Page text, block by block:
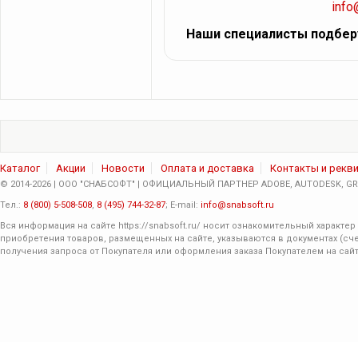
Наши специалисты
Каталог Акции Новости Оплата и доставка Контакты и
© 2014-2026 | ООО "СНАБСОФТ" | ОФИЦИАЛЬНЫЙ ПАРТНЕР ADOBE, AUTODESK,
Тел.: 8 (800) 5-508-508, 8 (495) 744-32-87; E-mail: info@snabsoft.ru
Вся информация на сайте https://snabsoft.ru/ носит ознакомительный
приобретения товаров, размещенных на сайте, указываются в документах
получения запроса от Покупателя или оформления заказа Покупателем на